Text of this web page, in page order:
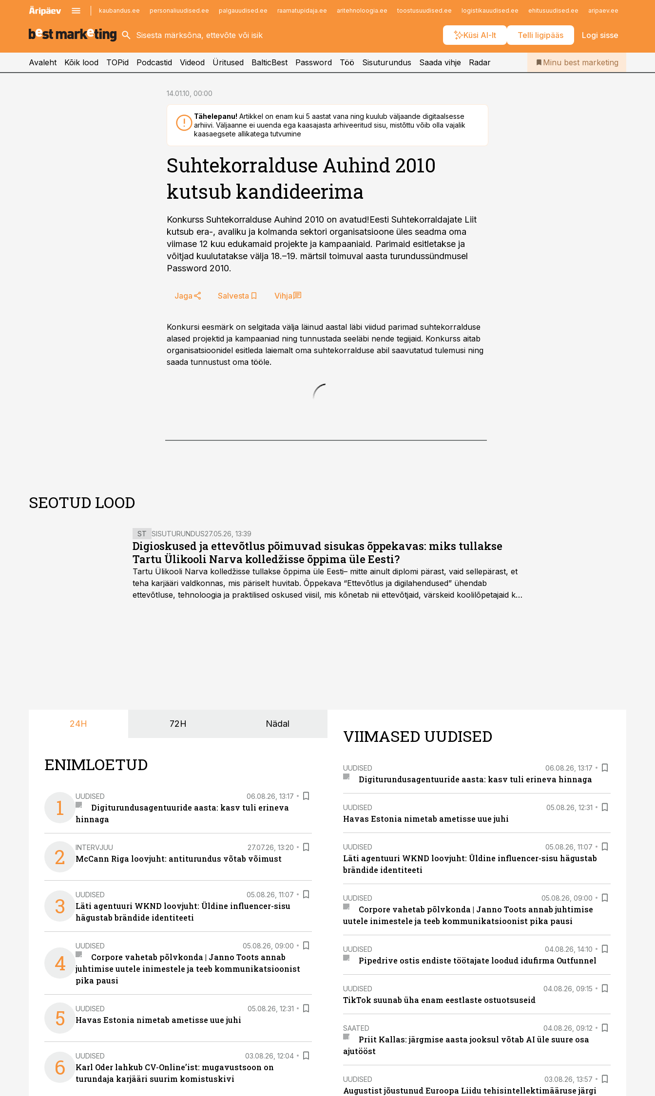
kaubandus.ee personaliuudised.ee palgauudised.ee raamatupidaja.ee aritehnoloogia.ee toostusuudised.ee logistikauudised.ee ehitusuudised.ee aripaev.ee
Küsi AI-lt Telli ligipääs Logi sisse
kinnisvarauudised.ee
logistikauudised.ee
imelineajalugu.ee
Infopank
Iseteenindus
Telli Bestmarketing
Avaleht Kõik lood TOPid Podcastid Videod Üritused BalticBest Password Töö Sisuturundus Saada vihje Radar Minu best marketing
14.01.10, 00:00
Tähelepanu! Artikkel on enam kui 5 aastat vana ning kuulub väljaande digitaalsesse
arhiivi. Väljaanne ei uuenda ega kaasajasta arhiveeritud sisu, mistõttu võib olla vajalik
kaasaegsete allikatega tutvumine
Suhtekorralduse Auhind 2010
kutsub kandideerima
Konkurss Suhtekorralduse Auhind 2010 on avatud!Eesti Suhtekorraldajate Liit
kutsub era-, avaliku ja kolmanda sektori organisatsioone üles seadma oma
viimase 12 kuu edukamaid projekte ja kampaaniaid. Parimaid esitletakse ja
võitjad kuulutatakse välja 18.–19. märtsil toimuval aasta turundussündmusel
Password 2010.
Jaga Salvesta Vihja
Konkursi eesmärk on selgitada välja läinud aastal läbi viidud parimad suhtekorralduse
alased projektid ja kampaaniad ning tunnustada seeläbi nende tegijaid. Konkurss aitab
organisatsioonidel esitleda laiemalt oma suhtekorralduse abil saavutatud tulemusi ning
saada tunnustust oma tööle.
SEOTUD LOOD
ST SISUTURUNDUS27.05.26, 13:39
Digioskused ja ettevõtlus põimuvad sisukas õppekavas: miks tullakse
Tartu Ülikooli Narva kolledžisse õppima üle Eesti?
Tartu Ülikooli Narva kolledžisse tullakse õppima üle Eesti– mitte ainult diplomi pärast, vaid sellepärast, et
teha karjääri valdkonnas, mis päriselt huvitab. Õppekava “Ettevõtlus ja digilahendused” ühendab
ettevõtluse, tehnoloogia ja praktilised oskused viisil, mis kõnetab nii ettevõtjaid, värskeid koolilõpetajaid kui
24H 72H Nädal
ENIMLOETUD
1 UUDISED 06.08.26, 13:17
Digiturundusagentuuride aasta: kasv tuli erineva
hinnaga
2 INTERVJUU 27.07.26, 13:20
McCann Riga loovjuht: antiturundus võtab võimust
3 UUDISED 05.08.26, 11:07
Läti agentuuri WKND loovjuht: Üldine influencer-sisu
hägustab brändide identiteeti
4
UUDISED 05.08.26, 09:00
Corpore vahetab põlvkonda | Janno Toots annab
juhtimise uutele inimestele ja teeb kommunikatsioonist
pika pausi
5 UUDISED 05.08.26, 12:31
Havas Estonia nimetab ametisse uue juhi
6 UUDISED 03.08.26, 12:04
Karl Oder lahkub CV-Online’ist: mugavustsoon on
turundaja karjääri suurim komistuskivi
VIIMASED UUDISED
UUDISED 06.08.26, 13:17
Digiturundusagentuuride aasta: kasv tuli erineva hinnaga
UUDISED 05.08.26, 12:31
Havas Estonia nimetab ametisse uue juhi
UUDISED 05.08.26, 11:07
Läti agentuuri WKND loovjuht: Üldine influencer-sisu hägustab
brändide identiteeti
UUDISED 05.08.26, 09:00
Corpore vahetab põlvkonda | Janno Toots annab juhtimise
uutele inimestele ja teeb kommunikatsioonist pika pausi
UUDISED 04.08.26, 14:10
Pipedrive ostis endiste töötajate loodud idufirma Outfunnel
UUDISED 04.08.26, 09:15
TikTok suunab üha enam eestlaste ostuotsuseid
SAATED 04.08.26, 09:12
Priit Kallas: järgmise aasta jooksul võtab AI üle suure osa
ajutööst
UUDISED 03.08.26, 13:57
Augustist jõustunud Euroopa Liidu tehisintellektimääruse järgi